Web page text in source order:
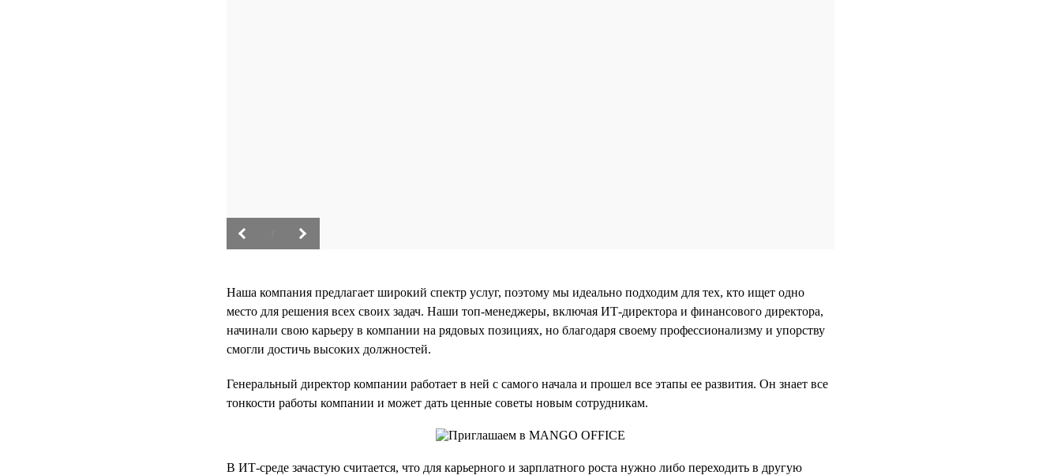
Наша компания предлагает широкий спектр услуг, поэтому мы идеально подходим для тех, кто ищет одно
место для решения всех своих задач. Наши топ-менеджеры, включая ИТ-директора и финансового директора,
начинали свою карьеру в компании на рядовых позициях, но благодаря своему профессионализму и упорству
смогли достичь высоких должностей.
Генеральный директор компании работает в ней с самого начала и прошел все этапы ее развития. Он знает все
тонкости работы компании и может дать ценные советы новым сотрудникам.
В ИТ-среде зачастую считается, что для карьерного и зарплатного роста нужно либо переходить в другую